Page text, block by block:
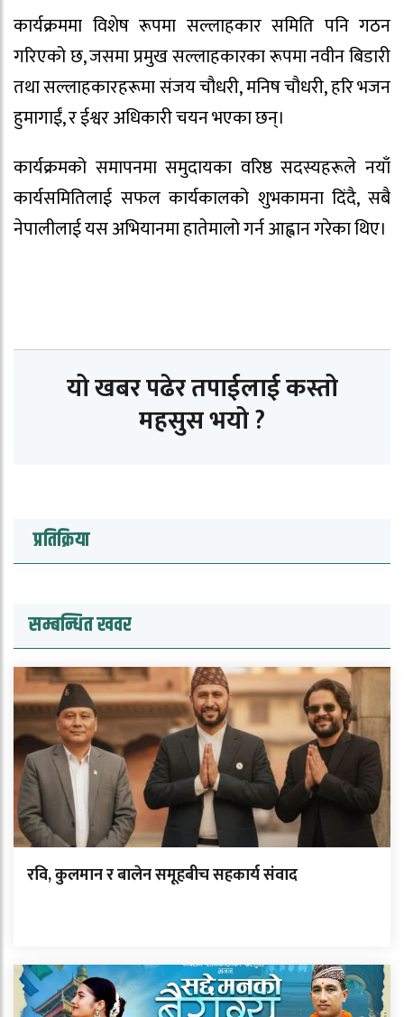
कार्यक्रममा विशेष रूपमा सल्लाहकार समिति पनि गठन
गरिएको छ, जसमा प्रमुख सल्लाहकारका रूपमा नवीन बिडारी
तथा सल्लाहकारहरूमा संजय चौधरी, मनिष चौधरी, हरि भजन
हुमागाईं, र ईश्वर अधिकारी चयन भएका छन्।
कार्यक्रमको समापनमा समुदायका वरिष्ठ सदस्यहरूले नयाँ
कार्यसमितिलाई सफल कार्यकालको शुभकामना दिंदै, सबै
नेपालीलाई यस अभियानमा हातेमालो गर्न आह्वान गरेका थिए।
यो खबर पढेर तपाईलाई कस्तो
महसुस भयो ?
प्रतिक्रिया
सम्बन्धित खवर
रवि, कुलमान र बालेन समूहबीच सहकार्य संवाद